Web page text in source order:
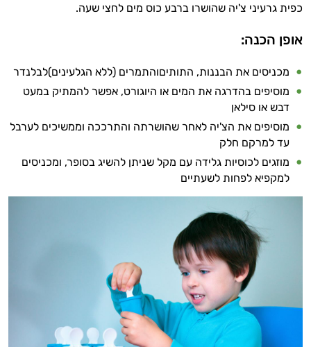
כפית גרעיני צ'יה שהושרו ברבע כוס מים לחצי שעה.
אופן הכנה:
מכניסים את הבננות, התותיםוהתמרים (ללא הגלעינים)לבלנדר
מוסיפים בהדרגה את המים או היוגורט, אפשר להמתיק במעט
דבש או סילאן
מוסיפים את הצ'יה לאחר שהושרתה והתרככה וממשיכים לערבל
עד למרקם חלק
מוזגים לכוסיות גלידה עם מקל שניתן להשיג בסופר, ומכניסים
למקפיא לפחות לשעתיים
אני יועץ הבריאות האישי AI של טבע בריא.
התשובות שלי מבוססות על מאגרי מידע קליניים
וספרות מקצועית בתחומי הרפואה הטבעית
ותזונת הספורט.
אני כאן כדי לעזור לך להתאים את תוספי
התזונה ומוצרי הבריאות המדויקים למטרות
ולמצב הגופני שלך, ולהסביר לך אילו רכיבים
עובדים יחד כדי למקסם תוצאות גם בחיי היום
המטרה שלי היא להתאים עבורך המלצות
אישיות מבוססות מדעית.
זה הזמן להתחיל. איך אוכל לעזור?